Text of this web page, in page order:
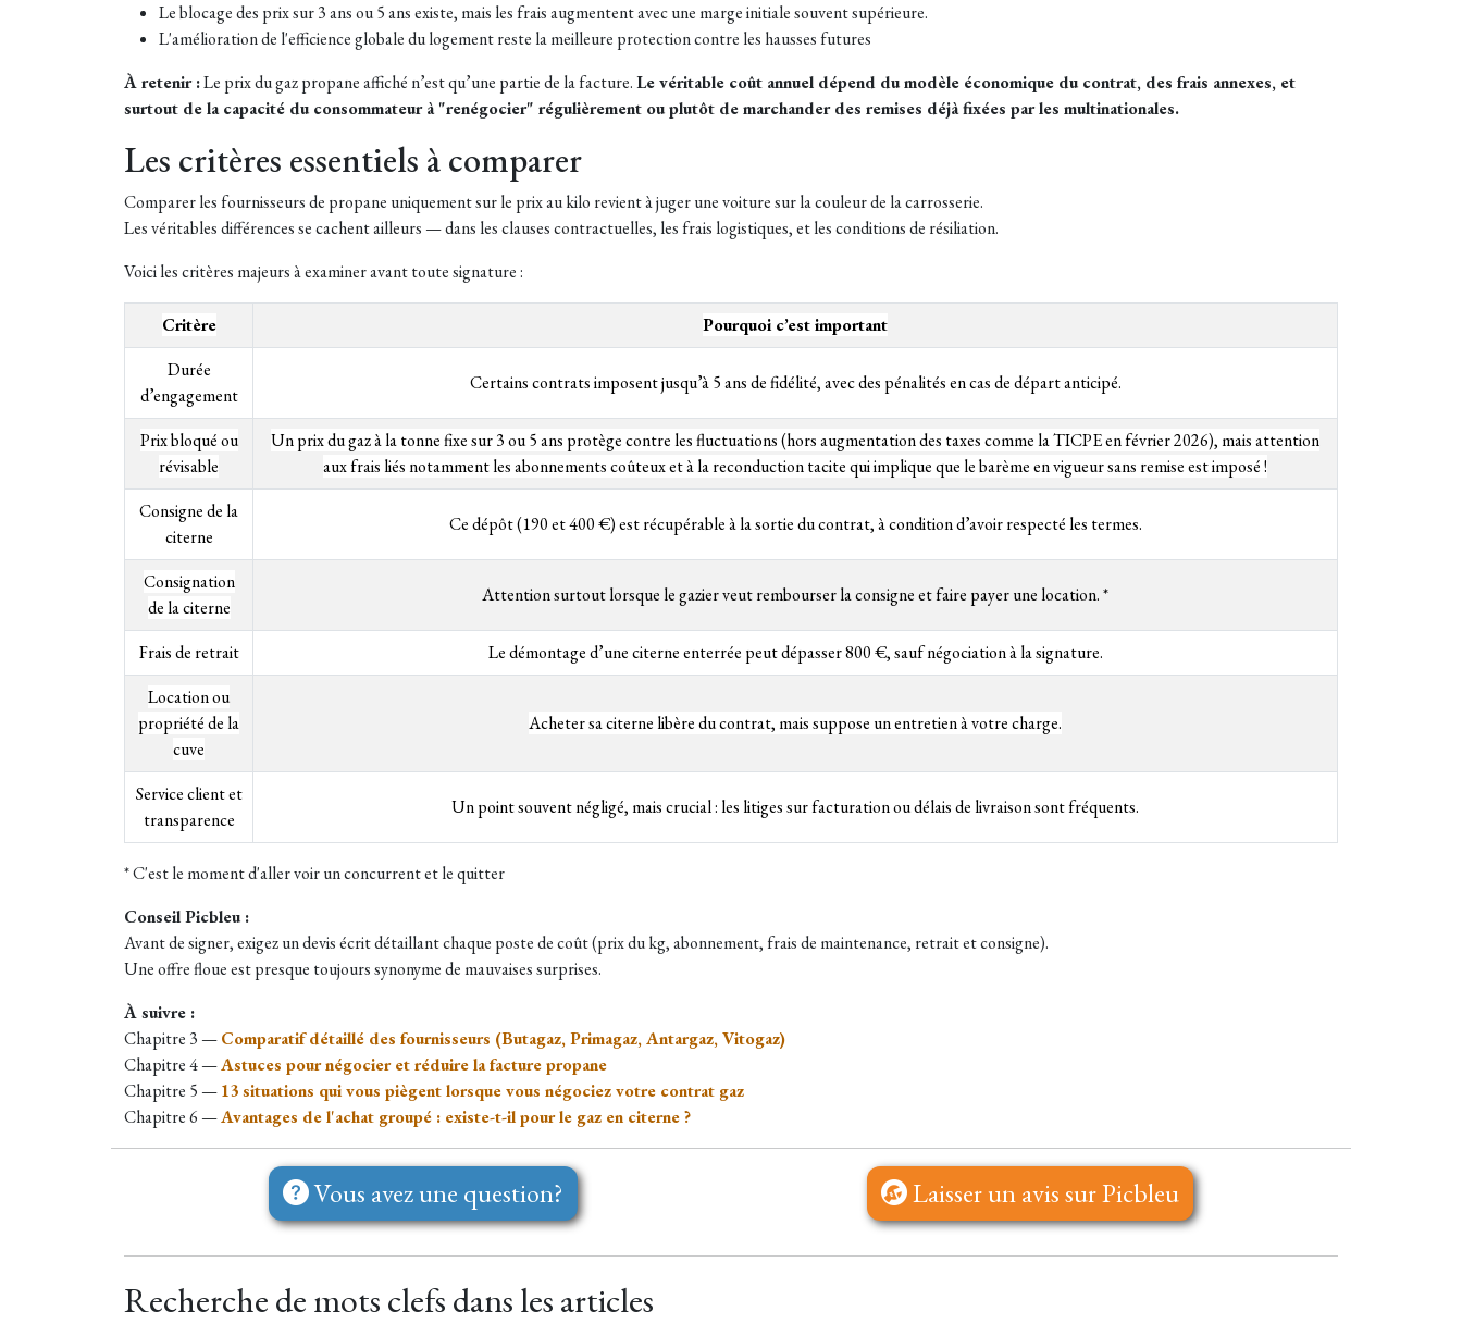
Le blocage des prix sur 3 ans ou 5 ans existe, mais les frais augmentent avec une marge initiale souvent supérieure.
L'amélioration de l'efficience globale du logement reste la meilleure protection contre les hausses futures
À retenir :Le prix du gaz propane affiché n’est qu’une partie de la facture.Le véritable coût annuel dépend du modèle économique du contrat, des frais annexes, et
surtout de la capacité du consommateur à "renégocier" régulièrement ou plutôt de marchander des remises déjà fixées par les multinationales.
Les critères essentiels à comparer
Comparer les fournisseurs de propane uniquement sur le prix au kilo revient à juger une voiture sur la couleur de la carrosserie.
Les véritables différences se cachent ailleurs — dans les clauses contractuelles, les frais logistiques, et les conditions de résiliation.
Voici les critères majeurs à examiner avant toute signature :
Critère
Pourquoi c’est important
Durée
d’engagement
Certains contrats imposent jusqu’à 5 ans de fidélité, avec des pénalités en cas de départ anticipé.
Prix bloqué ou
révisable
Un prix du gaz à la tonne fixe sur 3 ou 5 ans protège contre les fluctuations (hors augmentation des taxes comme la TICPE en février 2026), mais attention
aux frais liés notamment les abonnements coûteux et à la reconduction tacite qui implique que le barème en vigueur sans remise est imposé !
Consigne de la
citerne
Ce dépôt (190 et 400 €) est récupérable à la sortie du contrat, à condition d’avoir respecté les termes.
Consignation
de la citerne
Attention surtout lorsque le gazier veut rembourser la consigne et faire payer une location. *
Frais de retrait
Le démontage d’une citerne enterrée peut dépasser 800 €, sauf négociation à la signature.
Location ou
propriété de la
cuve
Acheter sa citerne libère du contrat, mais suppose un entretien à votre charge.
Service client et
transparence
Un point souvent négligé, mais crucial : les litiges sur facturation ou délais de livraison sont fréquents.
* C'est le moment d'aller voir un concurrent et le quitter
Conseil Picbleu :
Avant de signer, exigez un devis écrit détaillant chaque poste de coût (prix du kg, abonnement, frais de maintenance, retrait et consigne).
Une offre floue est presque toujours synonyme de mauvaises surprises.
À suivre :
Chapitre 3 —Comparatif détaillé des fournisseurs (Butagaz, Primagaz, Antargaz, Vitogaz)
Chapitre 4 —Astuces pour négocier et réduire la facture propane
Chapitre 5 —13 situations qui vous piègent lorsque vous négociez votre contrat gaz
Chapitre 6 —Avantages de l'achat groupé : existe-t-il pour le gaz en citerne ?
Vous avez une question? Laisser un avis sur Picbleu
Recherche de mots clefs dans les articles